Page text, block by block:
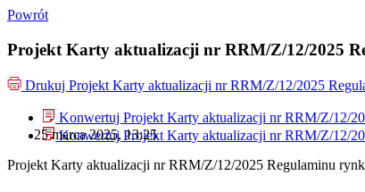
Powrót
Projekt Karty aktualizacji nr RRM/Z/12/2025
Drukuj Projekt Karty aktualizacji nr RRM/Z/12/2025
Konwertuj Projekt Karty aktualizacji nr RRM/Z/12/
Konwertuj Projekt Karty aktualizacji nr RRM/Z/12/
25 marca 2025, 13:25
Projekt Karty aktualizacji nr RRM/Z/12/2025 Regulaminu